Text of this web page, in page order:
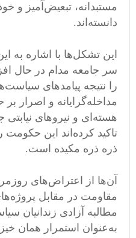
مستبدانه، تبعیض‌آمیز و
دانسته‌اند.
این تشکل‌ها با اشاره به
سر جامعه مدام در حال
را نتیجه پیامدهای
مداخله‌گرایانه و اصرار
هسته‌ای و نیروهای
تاکید کرده‌اند این حکومت
ذره ذره مکیده است.
آن‌ها از اعتراض‌های
مقاومت در مقابل
مطالبه‌ آزادی زندانیان
به‌عنوان استمرار همان